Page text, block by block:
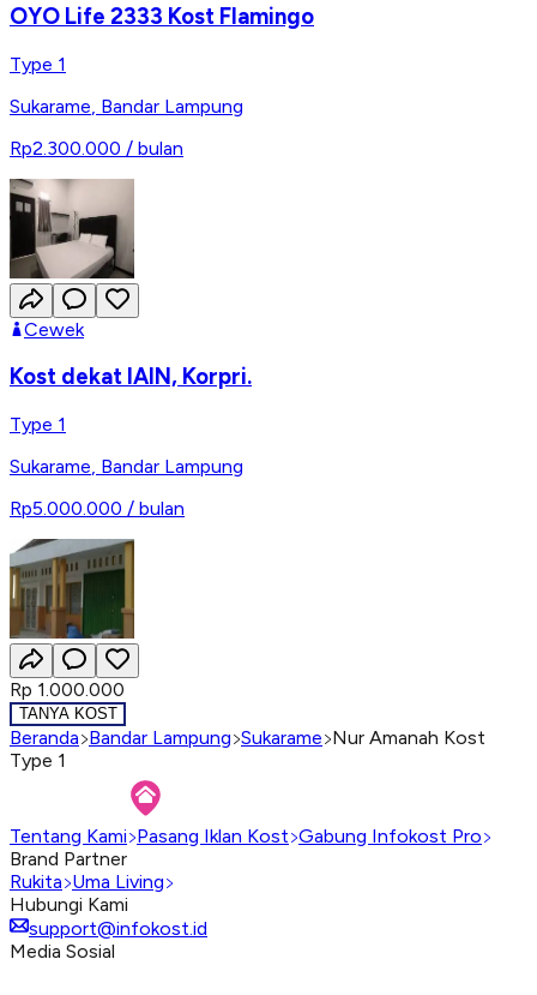
OYO Life 2333 Kost Flamingo
Type 1
Sukarame Bandar Lampung
Rp2.300.000 / bulan
Cewek
Kost dekat IAIN, Korpri.
Type 1
Sukarame, Bandar Lampung
Rp5.000.000 / bulan
Rp 1.000.000
TANYA KOST
Beranda Bandar Lampung Sukarame Nur Amanah Kost
Type 1
Tentang Kami Pasang Iklan Kost Gabung Infokost Pro
Brand Partner
Rukita Uma Living
Hubungi Kami
support@infokost.id
Media Sosial